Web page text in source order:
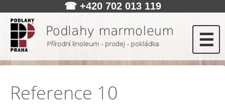
☎+420 702 013 119
☰
Reference 10